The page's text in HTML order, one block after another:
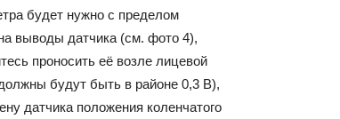
будет нужно с пределом
выводы датчика (см. фото 4),
проносить её возле лицевой
будут быть в районе 0,3 В),
датчика положения коленчатого